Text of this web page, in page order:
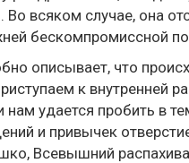
всяком случае, она
бескомпромиссной
описывает, что
к внутренней
нам удается пробить в
и привычек
Всевышний